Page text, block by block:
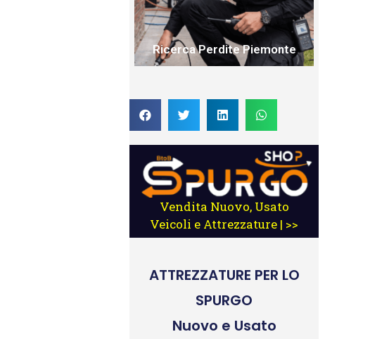
Ricerca Perdite Piemonte
Vendita Nuovo, Usato
Veicoli e Attrezzature | >>
ATTREZZATURE PER LO
SPURGO
Nuovo e Usato